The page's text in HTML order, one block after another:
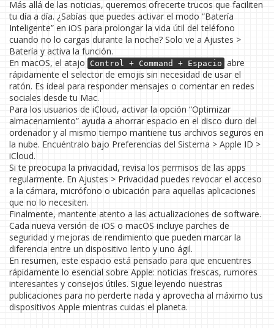
Más allá de las noticias, queremos ofrecerte trucos que faciliten
tu día a día. ¿Sabías que puedes activar el modo “Batería
Inteligente” en iOS para prolongar la vida útil del teléfono
cuando no lo cargas durante la noche? Solo ve a Ajustes >
Batería y activa la función.
En macOS, el atajo
Control + Command + Espacio abre
rápidamente el selector de emojis sin necesidad de usar el
ratón. Es ideal para responder mensajes o comentar en redes
sociales desde tu Mac.
Para los usuarios de iCloud, activar la opción “Optimizar
almacenamiento” ayuda a ahorrar espacio en el disco duro del
ordenador y al mismo tiempo mantiene tus archivos seguros en
la nube. Encuéntralo bajo Preferencias del Sistema > Apple ID >
iCloud.
Si te preocupa la privacidad, revisa los permisos de las apps
regularmente. En Ajustes > Privacidad puedes revocar el acceso
a la cámara, micrófono o ubicación para aquellas aplicaciones
que no lo necesiten.
Finalmente, mantente atento a las actualizaciones de software.
Cada nueva versión de iOS o macOS incluye parches de
seguridad y mejoras de rendimiento que pueden marcar la
diferencia entre un dispositivo lento y uno ágil.
En resumen, este espacio está pensado para que encuentres
rápidamente lo esencial sobre Apple: noticias frescas, rumores
interesantes y consejos útiles. Sigue leyendo nuestras
publicaciones para no perderte nada y aprovecha al máximo tus
dispositivos Apple mientras cuidas el planeta.